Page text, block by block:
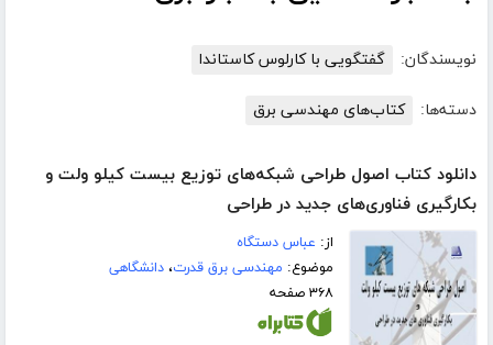
نویسندگان: گفتگویی با کارلوس کاستاندا
دسته‌ها: کتاب‌های مهندسی برق
دانلود کتاب اصول طراحی شبکه‌های توزیع بیست کیلو ولت و
بکارگیری فناوری‌های جدید در طراحی
از: عباس دستگاه
موضوع: مهندسی برق قدرت،دانشگاهی
۳۶۸ صفحه